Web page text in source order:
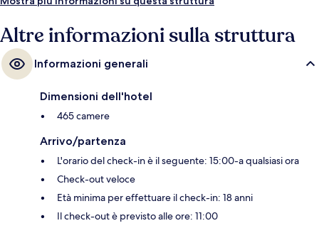
Altre informazioni sulla struttura
Informazioni generali
Dimensioni dell'hotel
465 camere
Arrivo/partenza
L'orario del check-in è il seguente: 15:00-a qualsiasi ora
Check-out veloce
Età minima per effettuare il check-in: 18 anni
Il check-out è previsto alle ore: 11:00